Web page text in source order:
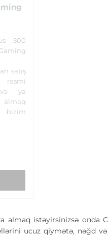
500
satış
ya
bizim
istəyirsinizsə onda
ucuz qiymətə, nəğd